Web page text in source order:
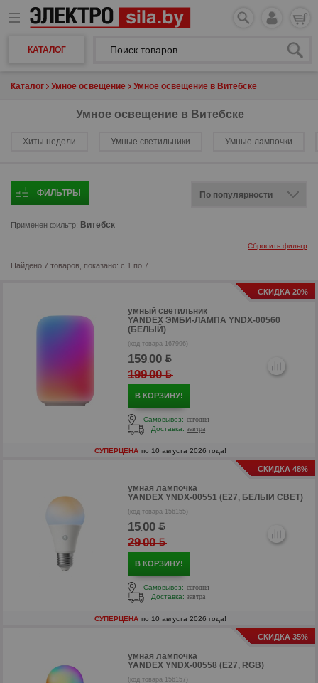
КАТАЛОГ
Каталог Умное освещение Умное освещение в Витебске
Умное освещение в Витебске
Хиты недели Умные светильники Умные лампочки
ФИЛЬТРЫ
Применен фильтр: Витебск
Сбросить фильтр
Найдено 7 товаров, показано: с 1 по 7
СКИДКА 20%
умный светильник
YANDEX ЭМБИ-ЛАМПА YNDX-00560
(БЕЛЫЙ)
(код товара 167996)
159.00
199.00
В КОРЗИНУ!
Самовывоз: сегодня
Доставка: завтра
СУПЕРЦЕНА по 10 августа 2026 года!
СКИДКА 48%
умная лампочка
YANDEX YNDX-00551 (E27, БЕЛЫЙ СВЕТ)
(код товара 156155)
15.00
29.00
В КОРЗИНУ!
Самовывоз: сегодня
Доставка: завтра
СУПЕРЦЕНА по 10 августа 2026 года!
СКИДКА 35%
умная лампочка
YANDEX YNDX-00558 (E27, RGB)
(код товара 156157)